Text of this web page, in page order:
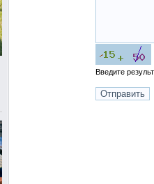
Введите